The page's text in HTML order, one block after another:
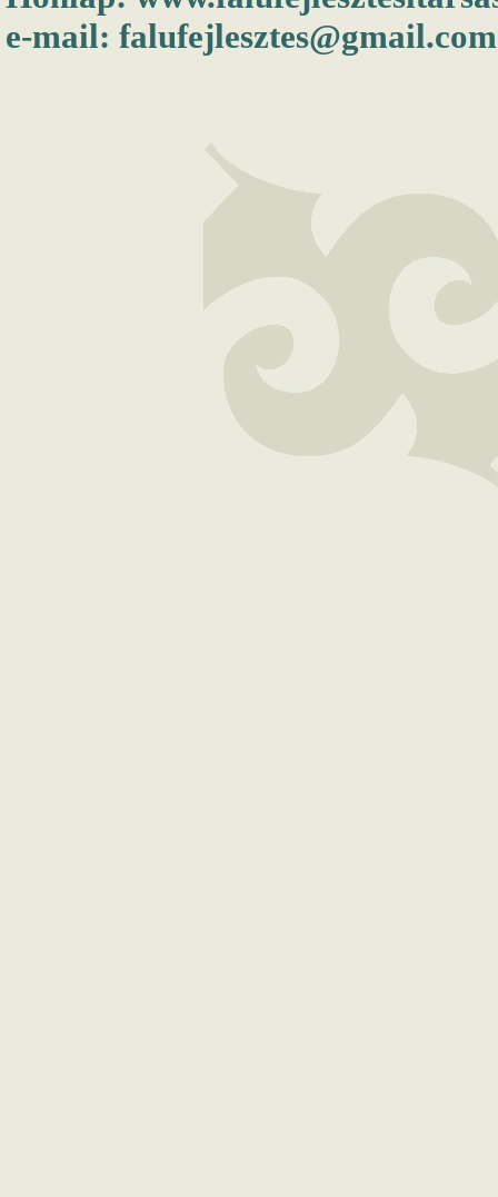
e-mail: falufejlesztes@gmail.com